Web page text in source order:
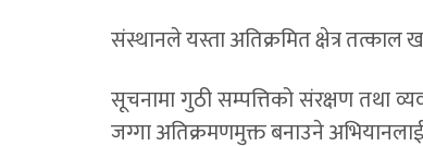
संस्थानले यस्ता अतिक्रमित क्षेत्र तत्काल
सूचनामा गुठी सम्पत्तिको संरक्षण तथा
जग्गा अतिक्रमणमुक्त बनाउने